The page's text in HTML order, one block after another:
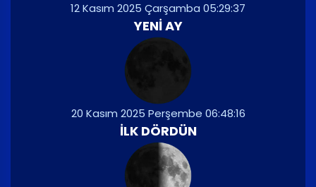
12 Kasım 2025 Çarşamba 05:29:37
YENI AY
20 Kasım 2025 Perşembe 06:48:16
İLK DÖRDÜN